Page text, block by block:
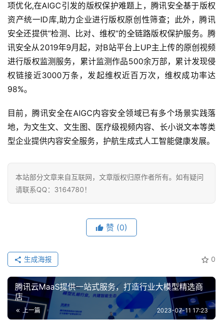
首
页
业
界
工
智
能
深
度
学
算
未
来
医
疗
项优化,在AIGC引发的版权保护难题上，腾讯安全基于版权
资产统一ID库,助力企业进行版权原创性筛查；此外，腾讯
安全还提供“检测、比对、维权”的全链路版权保护服务。腾
讯安全从2019年9月起，对B站平台上UP主上传的原创视频
进行版权监测服务，累计监测作品500余万部，累计发现侵
权链接近3000万条，发起维权近百万次，维权成功率达
98%。
目前，腾讯安全在AIGC内容安全领域已有多个场景实践落
地，为文生文、文生图、医疗级视频内容、长小说文本等类
型企业提供内容安全服务，护航生成式人工智能健康发展。
本站部分文章来自互联网，文章版权归原作者所有。如有疑问
请联系QQ：3164780！
赞 (0)
0
生成海报
腾讯云MaaS提供一站式服务，打造行业大模型精选商
店
上一篇 2023-07-11 17:23